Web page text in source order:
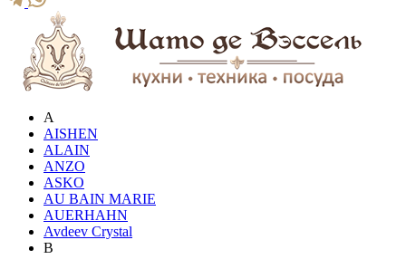
A
AISHEN
ALAIN
ANZO
ASKO
AU BAIN MARIE
AUERHAHN
Avdeev Crystal
B